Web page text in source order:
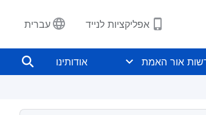
אפליקציות לנייד עברית
אור האמת אודותינו
4:10
מובאה 597